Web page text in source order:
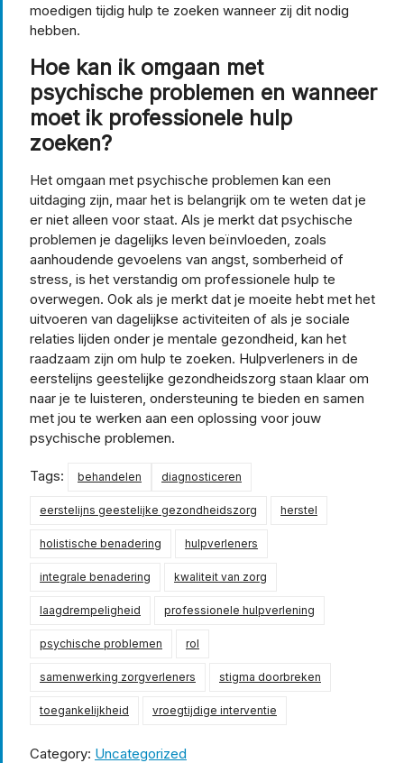
moedigen tijdig hulp te zoeken wanneer zij dit nodig
hebben.
Hoe kan ik omgaan met
psychische problemen en wanneer
moet ik professionele hulp
zoeken?
Het omgaan met psychische problemen kan een
uitdaging zijn, maar het is belangrijk om te weten dat je
er niet alleen voor staat. Als je merkt dat psychische
problemen je dagelijks leven beïnvloeden, zoals
aanhoudende gevoelens van angst, somberheid of
stress, is het verstandig om professionele hulp te
overwegen. Ook als je merkt dat je moeite hebt met het
uitvoeren van dagelijkse activiteiten of als je sociale
relaties lijden onder je mentale gezondheid, kan het
raadzaam zijn om hulp te zoeken. Hulpverleners in de
eerstelijns geestelijke gezondheidszorg staan klaar om
naar je te luisteren, ondersteuning te bieden en samen
met jou te werken aan een oplossing voor jouw
psychische problemen.
Tags: behandelen diagnosticeren
eerstelijns geestelijke gezondheidszorg herstel
holistische benadering hulpverleners
integrale benadering kwaliteit van zorg
laagdrempeligheid professionele hulpverlening
psychische problemen rol
samenwerking zorgverleners stigma doorbreken
toegankelijkheid vroegtijdige interventie
Category: Uncategorized